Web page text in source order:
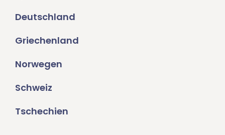
Deutschland
Griechenland
Norwegen
Schweiz
Tschechien